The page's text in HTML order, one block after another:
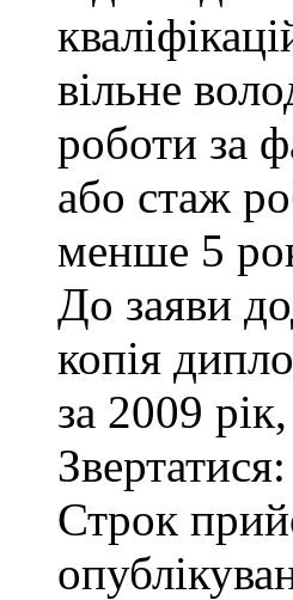
вільне
роботи за
або стаж
менше 5
До заяви
копія
за 2009
Строк